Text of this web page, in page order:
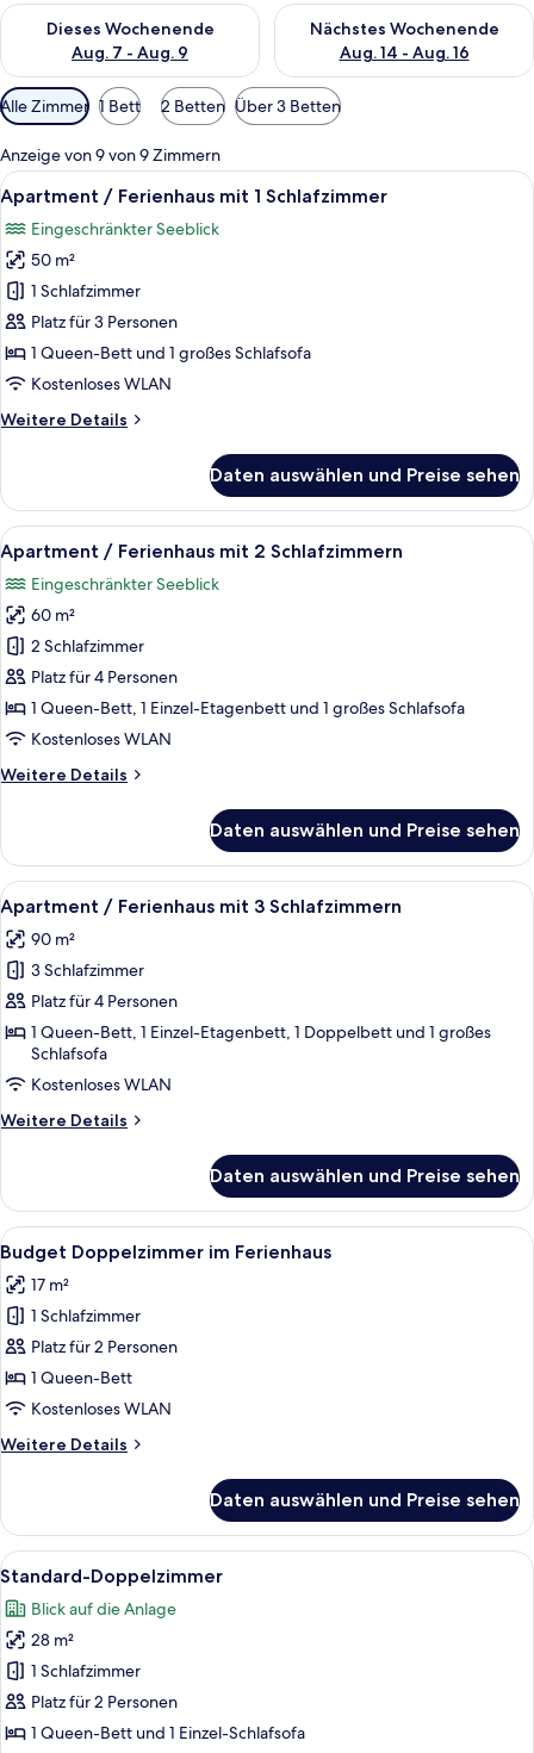
Dieses Wochenende
Aug. 7 - Aug. 9
Überprüfe die Verfügbarkeit für dieses Wochenende, Aug. 7
Nächstes Wochenende
Aug. 14 - Aug. 16
Überprüfe die Verfügbarkeit
Verfügbare
Filter
für
Zimmer
Alle Zimmer 1 Bett 2 Betten Über 3 Betten
Anzeige von 9 von 9 Zimmern
Alle
Fotos
für
Apartment
/
Ferienhaus
mit
1
anzeigen
Eine moderne Küche mit weißen
6
Apartment / Ferienhaus mit 1 Schlafzimmer
Eingeschränkter Seeblick
50 m²
1 Schlafzimmer
Platz für 3 Personen
1 Queen-Bett und 1 großes Schlafsofa
Kostenloses WLAN
Weitere Details
Weitere
/
Ferienhaus
mit
Schlafzimmer
Daten auswählen und Preise sehen
Alle
Fotos
für
Apartment
/
Ferienhaus
mit
2
anzeigen
Ein modernes Wohnzimmer mit
9
Apartment / Ferienhaus mit 2 Schlafzimmern
Eingeschränkter Seeblick
60 m²
2 Schlafzimmer
Platz für 4 Personen
1 Queen-Bett, 1 Einzel-Etagenbett und 1 großes Schlafsofa
Kostenloses WLAN
Weitere Details
Weitere
/
Ferienhaus
mit
Schlafzimmern
Daten auswählen und Preise sehen
Alle
Fotos
für
Apartment
/
Ferienhaus
mit
3
Schlafzimmern
Ein modernes Wohnzimmer mit
8
Apartment / Ferienhaus mit 3 Schlafzimmern
90 m²
3 Schlafzimmer
Platz für 4 Personen
1 Queen-Bett, 1 Einzel-Etagenbett, 1 Doppelbett und 1 großes
Schlafsofa
Kostenloses WLAN
Weitere Details
Weitere
/
Ferienhaus
mit
Schlafzimmern
Daten auswählen und Preise sehen
Alle
Fotos
für
Budget
Doppelzimmer
im
Ferienhaus
Ein Hotelzimmer mit einem großen
5
Budget Doppelzimmer im Ferienhaus
17 m²
1 Schlafzimmer
Platz für 2 Personen
1 Queen-Bett
Kostenloses WLAN
Weitere Details
Weitere
Doppelzimmer
im
Ferienhaus
Daten auswählen und Preise sehen
Alle
Fotos
für
Standard-
Doppelzimmer
anzeigen
Ein Hotelzimmer mit einem großen
6
Standard-Doppelzimmer
Blick auf die Anlage
28 m²
1 Schlafzimmer
Platz für 2 Personen
1 Queen-Bett und 1 Einzel-Schlafsofa